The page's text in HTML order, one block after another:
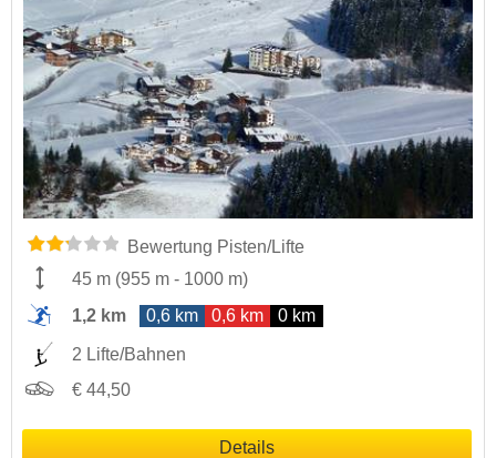
Bewertung Pisten/Lifte
45 m (955 m - 1000 m)
1,2 km
0,6 km 0,6 km 0 km
2 Lifte/Bahnen
€ 44,50
Details